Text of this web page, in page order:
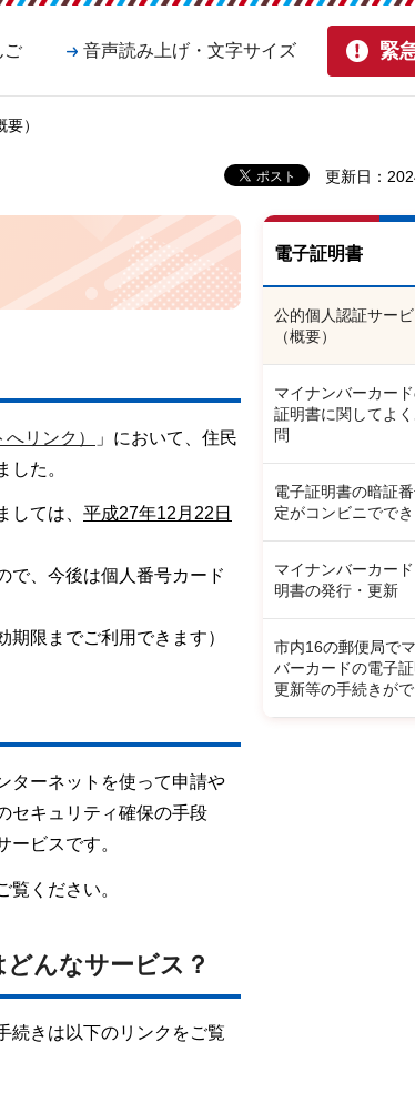
ご 音声読み上げ・文字サイズ 緊
）
更新日：
リンク）
」において、住民
した。
ては、 平成27年12月22日
で、今後は個人番号カード
限までご利用できます）
ターネットを使って申請や
セキュリティ確保の手段
ービスです。
覧ください。
んなサービス？
続きは以下のリンクをご覧
電子証明書
公的個人認証サー
（概要）
マイナンバーカー
証明書に関してよ
問
電子証明書の暗証
定がコンビニでで
マイナンバーカー
明書の発行・更新
市内16の郵便局で
バーカードの電子
更新等の手続きが